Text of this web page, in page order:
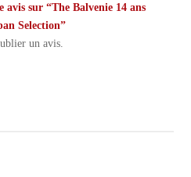
avis sur “The Balvenie 14 ans
Selection”
un avis.